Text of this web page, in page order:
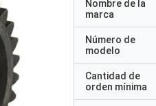
Nombre de la
marca
Número de
modelo
Cantidad de
orden mínima